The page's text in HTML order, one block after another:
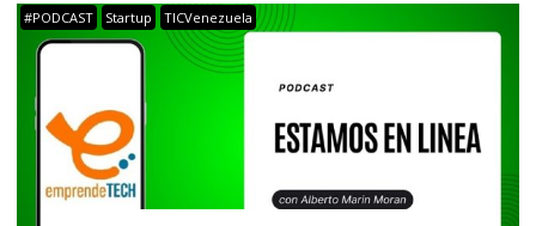
#PODCAST Startup TICVenezuela